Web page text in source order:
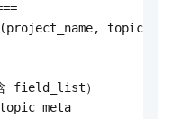
field_list）